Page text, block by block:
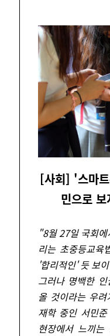
[사회] '스마
민으로
"8월 27일 국회
리는 초중등교육
'합리적인' 듯 보
그러나 명백한
올 것이라는 우
재학 중인 서민
현장에서 느끼